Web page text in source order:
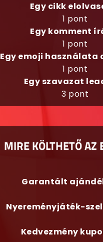
Egy cikk
1 pont
Egy komment
1 pont
Egy emoji használata
1 pont
Egy szavazat
3 pont
MIRE KÖLTHETŐ AZ
Garantált
Nyereményjáték-
Kedvezmény